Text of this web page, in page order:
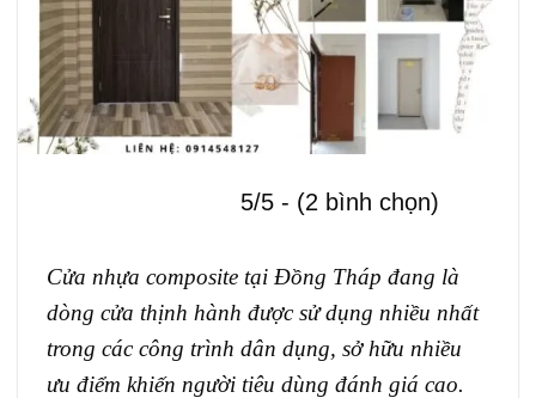
5/5 - (2 bình chọn)
Cửa nhựa composite tại Đồng Tháp đang là
dòng cửa thịnh hành được sử dụng nhiều nhất
trong các công trình dân dụng, sở hữu nhiều
ưu điểm khiến người tiêu dùng đánh giá cao.